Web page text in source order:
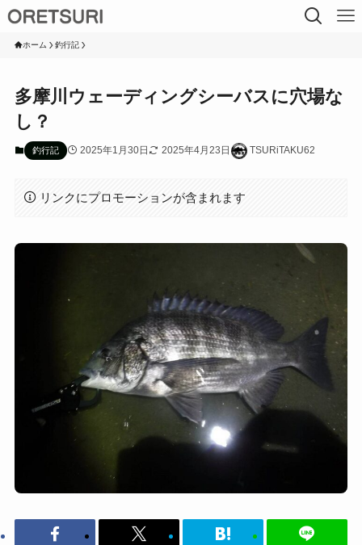
ホーム 釣行記
多摩川ウェーディングシーバスに穴場な
し？
釣行記 2025年1月30日 2025年4月23日 TSURiTAKU62
リンクにプロモーションが含まれます